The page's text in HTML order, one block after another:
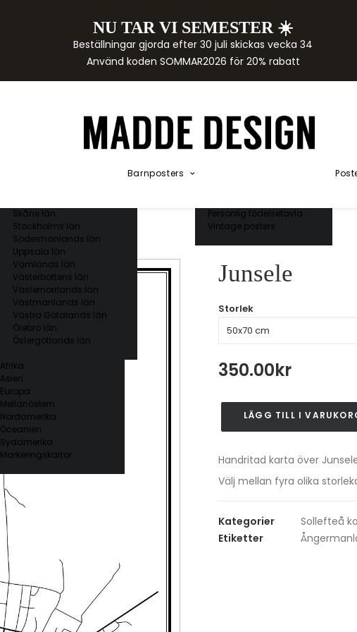
NU TAR VI SEMESTER ☀️
Beställningar gjorda efter 30 juli skickas vecka 34
Använd koden SOMMAR2026 för 20% rabatt
Skåne län
Stockholms län
Södermanlands län
Uppsala län
Vämlands län
Västerbottens län
Västernorrlands län
Västmanlands län
Västra Götalands län
Örebro län
Östergötlands län
Afrika
Asien
Europa
Mellanöstern
Nordamerika
Oceanien
Sydamerika
Markeringskartor
Barnposters
Akvarellposters
Personlig födelsetavla
Vintage posters
Junsele
Storlek
350.00kr
Junsele
mängd
LÄGG TILL I
Handritad karta över
Välj mellan fyra olika
Kategorier Sollefteå
Etiketter